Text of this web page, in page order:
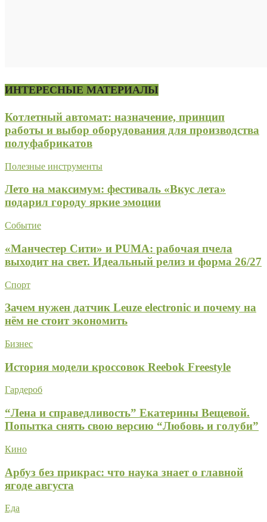
ИНТЕРЕСНЫЕ МАТЕРИАЛЫ
Котлетный автомат: назначение, принцип
работы и выбор оборудования для производства
полуфабрикатов
Полезные инструменты
Лето на максимум: фестиваль «Вкус лета»
подарил городу яркие эмоции
Событие
«Манчестер Сити» и PUMA: рабочая пчела
выходит на свет. Идеальный релиз и форма 26/27
Спорт
Зачем нужен датчик Leuze electronic и почему на
нём не стоит экономить
Бизнес
История модели кроссовок Reebok Freestyle
Гардероб
“Лена и справедливость” Екатерины Вещевой.
Попытка снять свою версию “Любовь и голуби”
Кино
Арбуз без прикрас: что наука знает о главной
ягоде августа
Еда